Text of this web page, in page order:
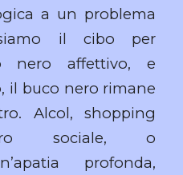
a un problema
il cibo per
nero affettivo, e
il buco nero rimane
Alcol, shopping
sociale, o
profonda,